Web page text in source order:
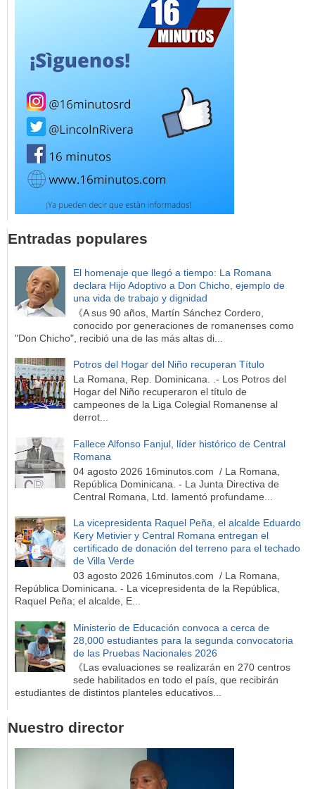
Entradas populares
El homenaje que llegó a tiempo: La Romana
declara Hijo Adoptivo a Don Chicho, ejemplo de
una vida de trabajo y dignidad
《A sus 90 años, Martín Sánchez Cordero,
conocido por generaciones de romanenses como
"Don Chicho", recibió una de las más altas di...
Potros del Hogar del Niño recuperan Título
La Romana, Rep. Dominicana. .- Los Potros del
Hogar del Niño recuperaron el título de
campeones de la Liga Colegial Romanense al
derrot...
Fallece Alfonso Fanjul, líder histórico de Central
Romana
04 agosto 2026 16minutos.com / La Romana,
República Dominicana. - La Junta Directiva de
Central Romana, Ltd. lamentó profundame...
La vicepresidenta Raquel Peña, el alcalde Eduardo
Kery Metivier y Central Romana entregan el
certificado de donación del terreno para el techado
de Villa Verde
03 agosto 2026 16minutos.com / La Romana,
República Dominicana. - La vicepresidenta de la República,
Raquel Peña; el alcalde, E...
Ministerio de Educación convoca a cerca de
28,000 estudiantes para la segunda convocatoria
de las Pruebas Nacionales 2026
《Las evaluaciones se realizarán en 270 centros
sede habilitados en todo el país, que recibirán
estudiantes de distintos planteles educativos...
Nuestro director